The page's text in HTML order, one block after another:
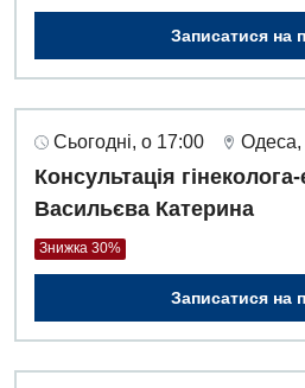
Записатися на
Сьогодні, о 17:00 Одеса,
Консультація
Васильєва Катерина
Знижка 30%
Записатися на